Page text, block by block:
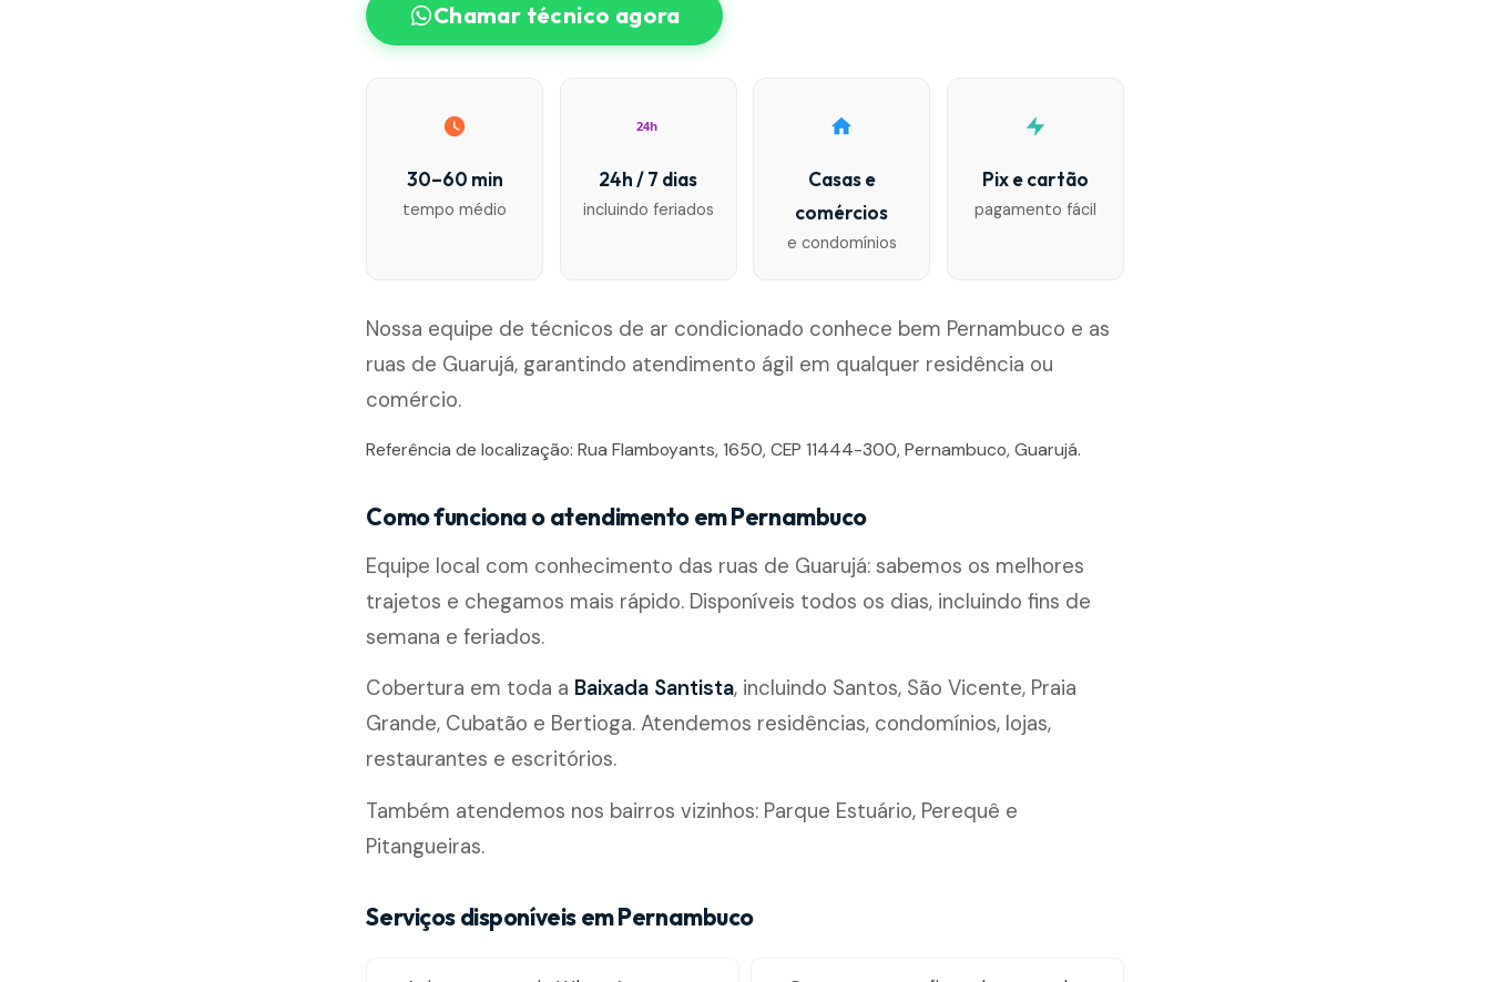
Chamar técnico agora
30–60 min
tempo médio
24h
24h / 7 dias
incluindo feriados
Casas e
comércios
e condomínios
Pix e cartão
pagamento fácil
Nossa equipe de técnicos de ar condicionado conhece bem Pernambuco e as
ruas de Guarujá, garantindo atendimento ágil em qualquer residência ou
comércio.
Referência de localização: Rua Flamboyants, 1650, CEP 11444-300, Pernambuco, Guarujá.
Como funciona o atendimento em Pernambuco
Equipe local com conhecimento das ruas de Guarujá: sabemos os melhores
trajetos e chegamos mais rápido. Disponíveis todos os dias, incluindo fins de
semana e feriados.
Cobertura em toda a Baixada Santista, incluindo Santos, São Vicente, Praia
Grande, Cubatão e Bertioga. Atendemos residências, condomínios, lojas,
restaurantes e escritórios.
Também atendemos nos bairros vizinhos: Parque Estuário, Perequê e
Pitangueiras.
Serviços disponíveis em Pernambuco